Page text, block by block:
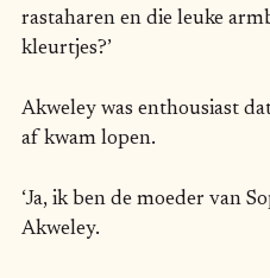
rastaharen en die leuke
kleurtjes?’
Akweley was enthousiast
af kwam lopen.
‘Ja, ik ben de moeder van
Akweley.